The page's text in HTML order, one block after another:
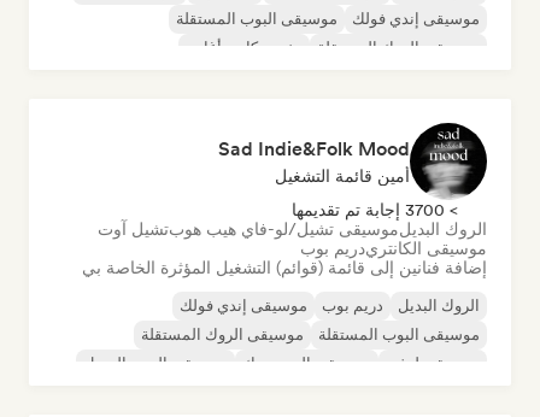
موسيقى إندي فولك
موسيقى البوب المستقلة
موسيقى الروك المستقلة
مغني وكاتب أغاني
Sad Indie&Folk Mood
أمين قائمة التشغيل
> 3700 إجابة تم تقديمها
الروك البديلموسيقى تشيل/لو-فاي هيب هوبتشيل آوت
موسيقى الكانتريدريم بوب
إضافة فنانين إلى قائمة (قوائم) التشغيل المؤثرة الخاصة بي
الروك البديل دريم بوب
موسيقى إندي فولك
موسيقى البوب المستقلة
موسيقى الروك المستقلة
موسيقى لوفي
موسيقى البوب روك موسيقى البوب السول